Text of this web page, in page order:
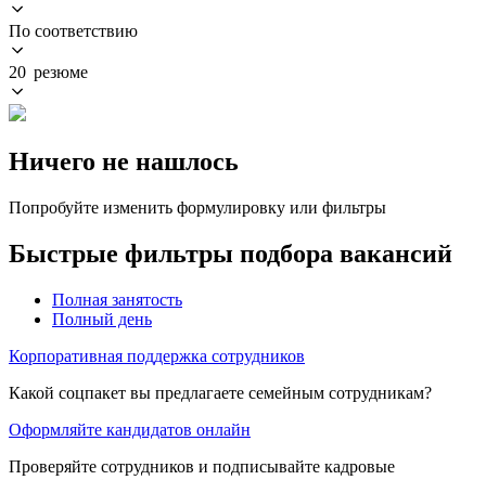
По соответствию
20 резюме
Ничего не нашлось
Попробуйте изменить формулировку или фильтры
Быстрые фильтры подбора вакансий
Полная занятость
Полный день
Корпоративная поддержка сотрудников
Какой соцпакет вы предлагаете семейным сотрудникам?
Оформляйте кандидатов онлайн
Проверяйте сотрудников и подписывайте кадровые